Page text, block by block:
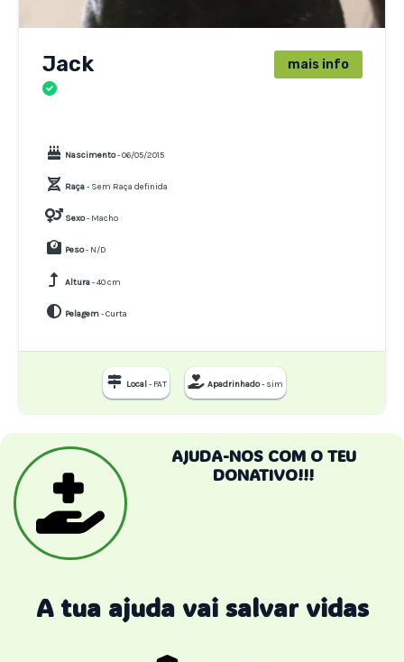
Jack mais info
Nascimento- 06/05/2015
Raça- Sem Raça definida
Sexo- Macho
Peso- N/D
Altura- 40 cm
Pelagem- Curta
Local - FAT Apadrinhado- sim
AJUDA-NOS COM O TEU
DONATIVO!!!
A tua ajuda vai salvar vidas